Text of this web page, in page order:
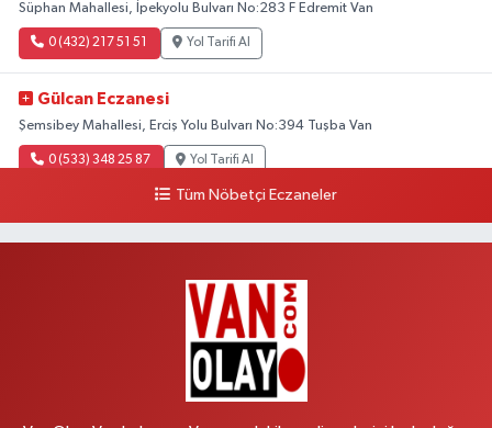
Süphan Mahallesi, İpekyolu Bulvarı No:283 F Edremit Van
0 (432) 217 51 51 Yol Tarifi Al
Gülcan Eczanesi
Şemsibey Mahallesi, Erciş Yolu Bulvarı No:394 Tuşba Van
0 (533) 348 25 87 Yol Tarifi Al
Bahçıvan Mahallesi, 15 Temmuz Şehitleri Caddesi No:36 B İpekyolu Van
Yol Tarifi Al
Mahmudiye Mahallesi, Atatürk Caddesi No:17 B Özalp Van
Yol Tarifi Al
Tüm Nöbetçi Eczaneler